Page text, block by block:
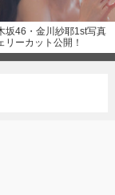
坂46・金川紗耶1st写真
リーカット公開！